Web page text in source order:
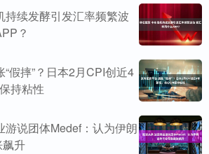
持续发酵引发汇率频繁波
？
假摔”？日本2月CPI创近4
持粘性
游说团体Medef：认为伊朗
升